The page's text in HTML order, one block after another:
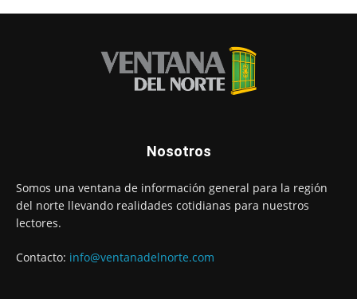
Nosotros
Somos una ventana de información general para la región
del norte llevando realidades cotidianas para nuestros
lectores.
Contacto: info@ventanadelnorte.com